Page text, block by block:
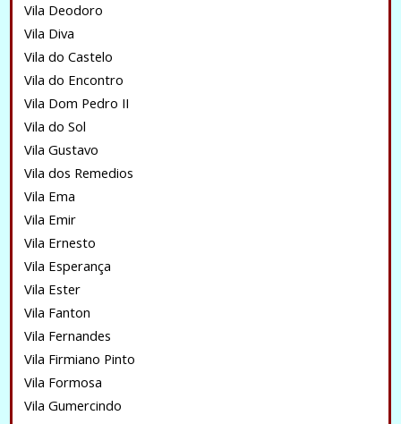
Vila Deodoro
Vila Diva
Vila do Castelo
Vila do Encontro
Vila Dom Pedro II
Vila do Sol
Vila Gustavo
Vila dos Remedios
Vila Ema
Vila Emir
Vila Ernesto
Vila Esperança
Vila Ester
Vila Fanton
Vila Fernandes
Vila Firmiano Pinto
Vila Formosa
Vila Gumercindo